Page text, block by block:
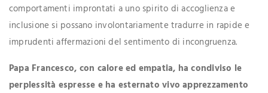
comportamenti improntati a uno spirito di accoglienza e
inclusione si possano involontariamente tradurre in rapide e
imprudenti affermazioni del sentimento di incongruenza.
Papa Francesco, con calore ed empatia, ha condiviso le
perplessità espresse e ha esternato vivo apprezzamento